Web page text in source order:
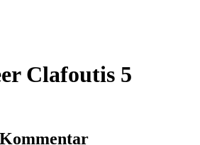
Clafoutis 5